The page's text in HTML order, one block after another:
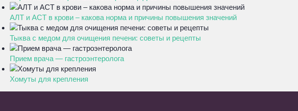
АЛТ и АСТ в крови – какова норма и причины повышения значений
Тыква с медом для очищения печени: советы и рецепты
Прием врача — гастроэнтеролога
Хомуты для крепления